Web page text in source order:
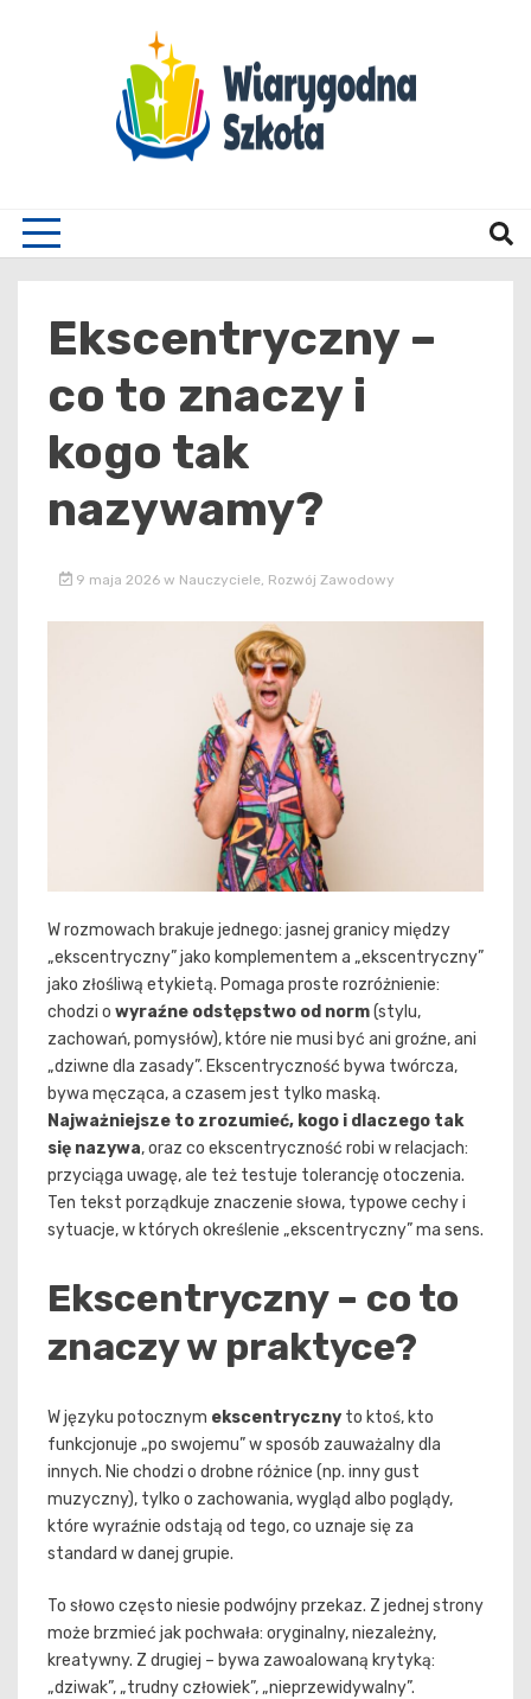
Ekscentryczny –
co to znaczy i
kogo tak
nazywamy?
9 maja 2026 w Nauczyciele, Rozwój Zawodowy
W rozmowach brakuje jednego: jasnej granicy między
„ekscentryczny” jako komplementem a „ekscentryczny”
jako złośliwą etykietą. Pomaga proste rozróżnienie:
chodzi o wyraźne odstępstwo od norm(stylu,
zachowań, pomysłów), które nie musi być ani groźne, ani
„dziwne dla zasady”. Ekscentryczność bywa twórcza,
bywa męcząca, a czasem jest tylko maską.
Najważniejsze to zrozumieć, kogo i dlaczego tak
się nazywa, oraz co ekscentryczność robi w relacjach:
przyciąga uwagę, ale też testuje tolerancję otoczenia.
Ten tekst porządkuje znaczenie słowa, typowe cechy i
sytuacje, w których określenie „ekscentryczny” ma sens.
Ekscentryczny – co to
znaczy w praktyce?
W języku potocznym ekscentryczny to ktoś, kto
funkcjonuje „po swojemu” w sposób zauważalny dla
innych. Nie chodzi o drobne różnice (np. inny gust
muzyczny), tylko o zachowania, wygląd albo poglądy,
które wyraźnie odstają od tego, co uznaje się za
standard w danej grupie.
To słowo często niesie podwójny przekaz. Z jednej strony
może brzmieć jak pochwała: oryginalny, niezależny,
kreatywny. Z drugiej – bywa zawoalowaną krytyką:
„dziwak”, „trudny człowiek”, „nieprzewidywalny”.